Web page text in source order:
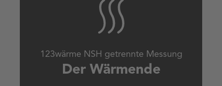
123wärme NSH getrennte Messung
Der Wärmende